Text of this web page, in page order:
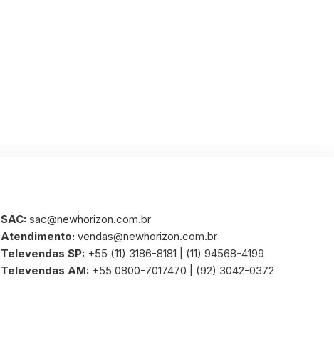
SAC: sac@newhorizon.com.br
Atendimento: vendas@newhorizon.com.br
Televendas SP: +55 (11) 3186-8181 | (11) 94568-4199
Televendas AM: +55 0800-7017470 | (92) 3042-0372